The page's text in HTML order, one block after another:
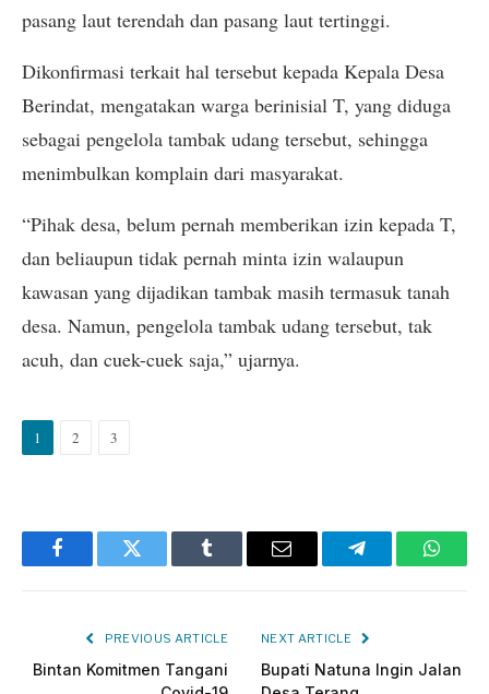
pasang laut terendah dan pasang laut tertinggi.
Dikonfirmasi terkait hal tersebut kepada Kepala Desa
Berindat, mengatakan warga berinisial T, yang diduga
sebagai pengelola tambak udang tersebut, sehingga
menimbulkan komplain dari masyarakat.
“Pihak desa, belum pernah memberikan izin kepada T,
dan beliaupun tidak pernah minta izin walaupun
kawasan yang dijadikan tambak masih termasuk tanah
desa. Namun, pengelola tambak udang tersebut, tak
acuh, dan cuek-cuek saja,” ujarnya.
1 2 3
FacebookTwitter Tumblr Email Telegram
PREVIOUS ARTICLE
Bintan Komitmen Tangani
NEXT ARTICLE
Bupati Natuna Ingin Jalan